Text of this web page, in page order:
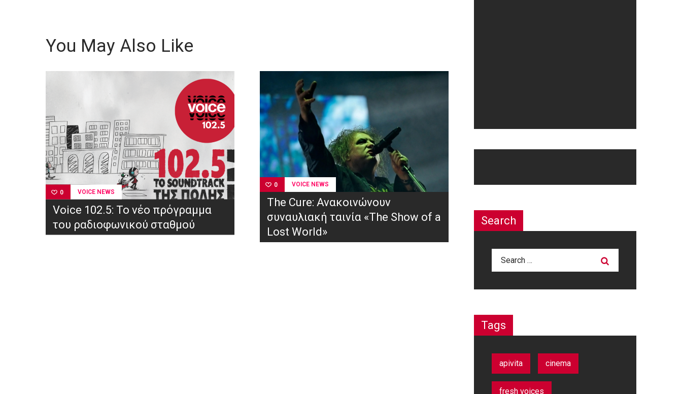
You May Also Like
0 VOICE NEWS
Voice 102.5: Το νέο πρόγραμμα
του ραδιοφωνικού σταθμού
0 VOICE NEWS
The Cure: Ανακοινώνουν
συναυλιακή ταινία «The Show of a
Lost World»
Search
Search
Tags
apivita cinema
fresh voices